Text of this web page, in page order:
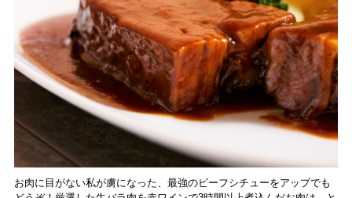
お肉に目がない私が虜になった、最強のビーフシチューをアップでも